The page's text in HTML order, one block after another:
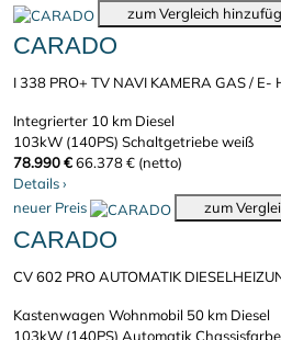
zum Vergleich
CARADO
I 338 PRO+ TV NAVI KAMERA GAS / E-
Integrierter 10 km Diesel
103kW (140PS) Schaltgetriebeweiß
78.990 €66.378 € (netto)
Details›
neuer Preis
zum
CARADO
CV 602 PRO AUTOMATIK
Kastenwagen Wohnmobil 50 km Diesel
103kW (140PS) Automatik